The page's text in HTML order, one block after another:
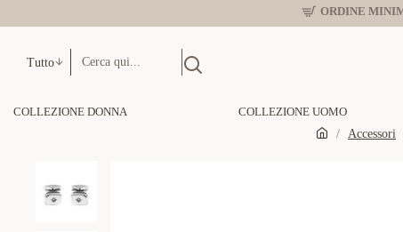
ORDINE
Tutto
COLLEZIONE DONNA COLLEZIONE UOMO
Accessori